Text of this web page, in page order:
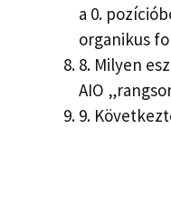
a 0.
organikus
8. Milyen
AIO
9.